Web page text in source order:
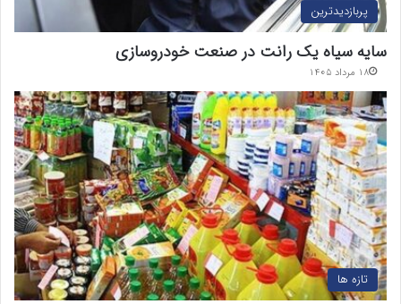
پربازدیدترین
سایه سیاه یک رانت در صنعت خودروسازی
۱۸ مرداد ۱۴۰۵
تازه ها